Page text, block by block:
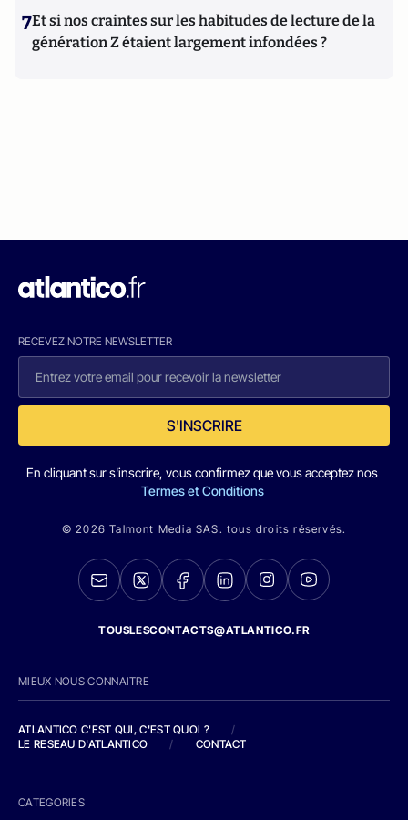
7Et si nos craintes sur les habitudes de lecture de la
génération Z étaient largement infondées ?
RECEVEZ NOTRE NEWSLETTER
S'INSCRIRE
En cliquant sur s'inscrire, vous confirmez que vous acceptez nos
Termes et Conditions
© 2026 Talmont Media SAS. tous droits réservés.
TOUSLESCONTACTS@ATLANTICO.FR
MIEUX NOUS CONNAITRE
ATLANTICO C'EST QUI, C'EST QUOI ?
/
LE RESEAU D'ATLANTICO
/ CONTACT
CATEGORIES